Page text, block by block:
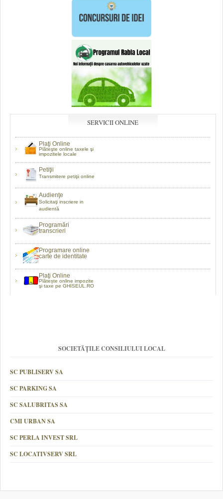
SERVICII ONLINE
Plaţi Online
Plăteşte online taxele şi
impozitele locale
Petiţii
Transmitere petiţii online
Audienţe
Solicitaţi inscriere in
audientă
Programări
transcrieri
Programare online
carte de identitate
Plaţi Online
Plătește online impozite
şi taxe pe GHISEUL.RO
SOCIETĂȚILE CONSILIULUI LOCAL
SC PUBLISERV SA
SC PARKING SA
SC SALUBRITAS SA
CMI URBAN SA
SC PERLA INVEST SRL
SC LOCATIVSERV SRL